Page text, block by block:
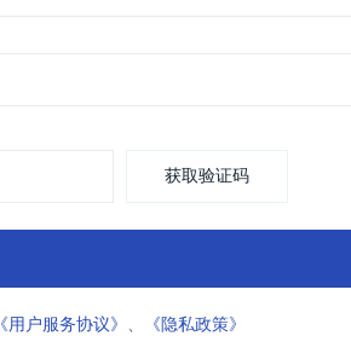
获取验证码
《用户服务协议》 、 《隐私政策》